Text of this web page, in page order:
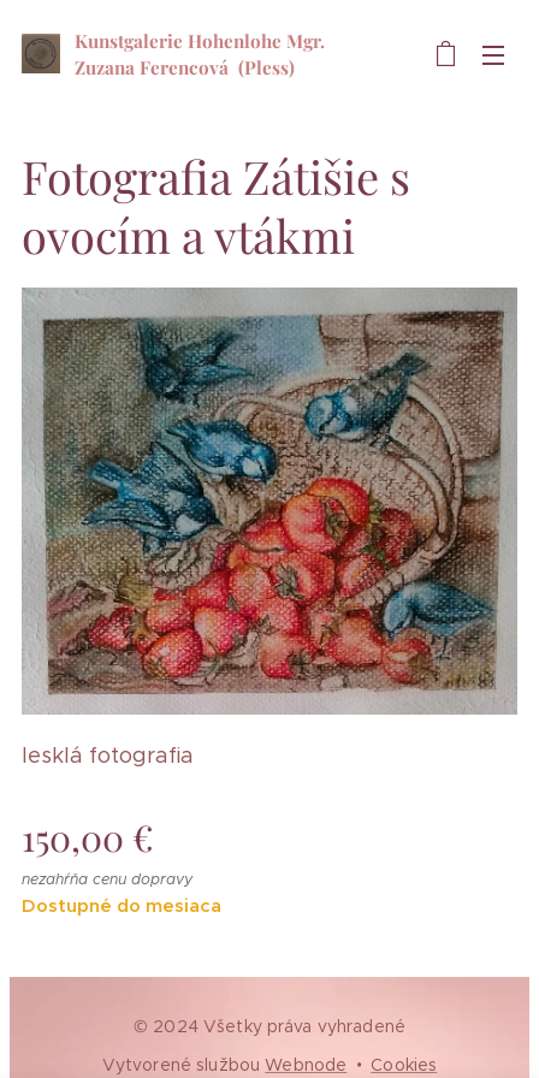
Kunstgalerie Hohenlohe Mgr.
Zuzana Ferencová (Pless)
Fotografia Zátišie s
ovocím a vtákmi
lesklá fotografia
150,00 €
nezahŕňa cenu dopravy
Dostupné do mesiaca
© 2024 Všetky práva vyhradené
Vytvorené službouWebnode Cookies